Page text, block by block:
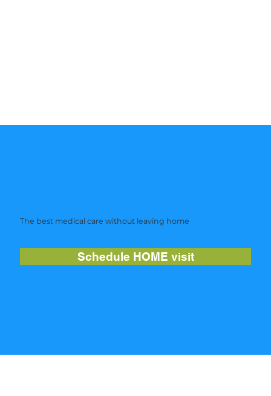
The best medical care without leaving home
Schedule HOME visit